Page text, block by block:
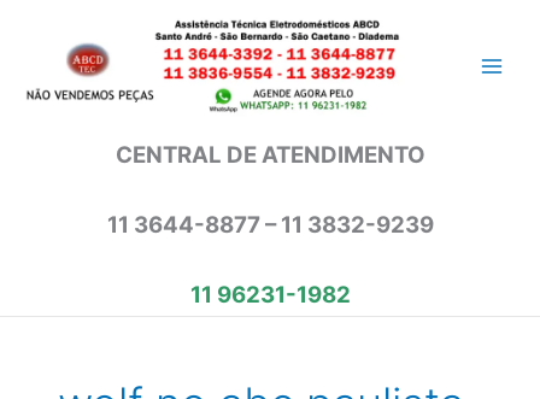
conteúdo
CENTRAL DE ATENDIMENTO
11 3644-8877 – 11 3832-9239
11 96231-1982